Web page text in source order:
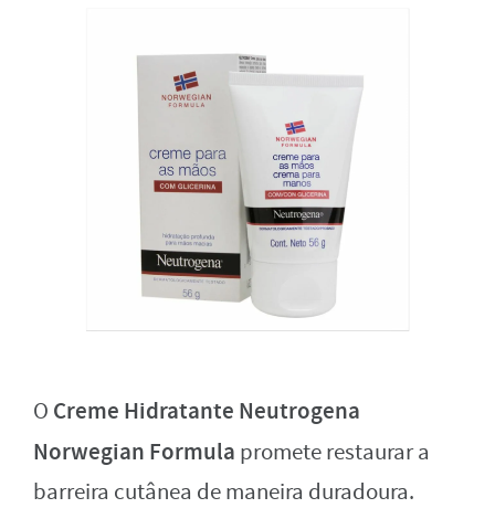
O Creme Hidratante Neutrogena
Norwegian Formula promete restaurar a
barreira cutânea de maneira duradoura.